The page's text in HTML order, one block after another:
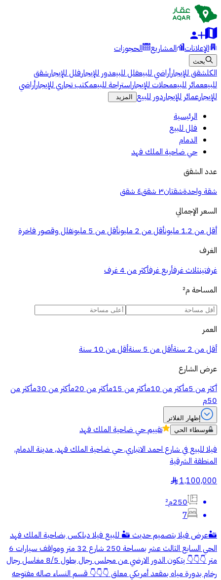
الإعلانات المشاريع الحجوزات
بحث
الكلشقق للإيجارأراضي للبيعفلل للبيعدور للإيجارفلل للإيجارشقق
للبيععمائر للبيعمحلات للإيجاراستراحة للبيعمكتب تجاري للإيجارأراضي
للإيجارعمائر للإيجاردور للبيع المزيد
الرئيسية
فلل للبيع
الدمام
حي ضاحية الملك فهد
عدد الشقق
شقة واحدةشقتان٣ شقق
٤ شقق
السعر الإجمالي
أقل من 1.2 مليون
أقل من 2 مليون أقل من 5 مليون
فلل وقصور فاخرة
الغرف
غرفتينثلاث غرفأربع غرفأكثر من 4 غرف
المساحة م²
العمر
أقل من 2 سنة
أقل من 5 سنة
أقل من 10 سنة
عرض الشارع
أكثر من 5م
أكثر من 10م أكثر من 15م أكثر من 20م أكثر من 30م
أكثر من
50م
إظهار الفلاتر
وسطاء الحي
تقييمحي ضاحية الملك فهد
فيلا للبيع في شارع احمد الانباري, حي ضاحية الملك فهد, مدينة الدمام,
المنطقة الشرقية
1,100,000
§
250م²
7
🏜️عرض فيلا بتصميم حديث 🏜️ للبيع فيلا دبلكس بضاحية الملك فهد
الحي السابع الثالث عشر بمساحة 250 شارع 32 متر ومواقف سيارات 6
متر 👇👇👇 يتكون الدور الارضي من مجلس رجال بطول 8/5 مغاسل رجال
رخام بدورة مياه بمقعد أمريكي معلق 👇👇👇 قسم النساء صاله مفتوحه